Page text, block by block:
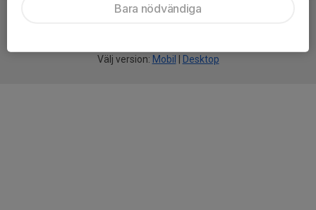
Välj version: Mobil Desktop
Bara nödvändiga